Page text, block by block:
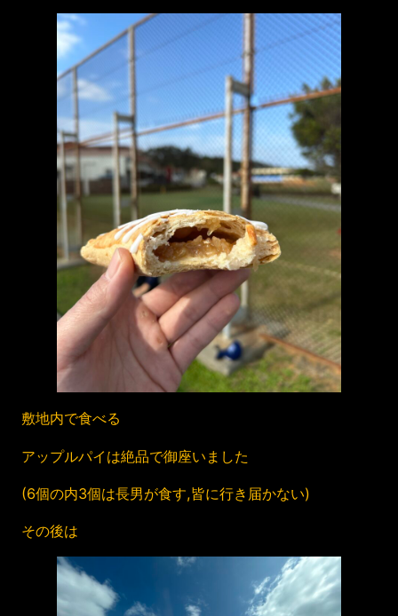
敷地内で食べる
アップルパイは絶品で御座いました
(6個の内3個は長男が食す,皆に行き届かない)
その後は